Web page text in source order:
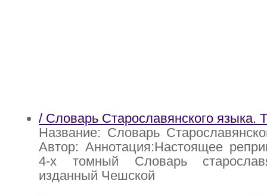
/ Словарь Старославянского языка.
Название: Словарь
Автор: Аннотация:Настоящее
4-х томный Словарь
изданный Чешской